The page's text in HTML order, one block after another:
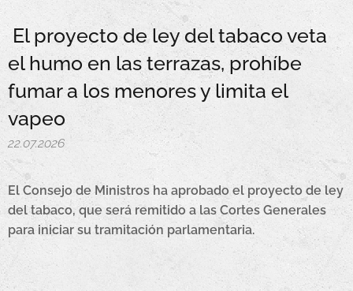
El proyecto de ley del tabaco veta
el humo en las terrazas, prohíbe
fumar a los menores y limita el
vapeo
22.07.2026
El Consejo de Ministros ha aprobado el proyecto de ley
del tabaco, que será remitido a las Cortes Generales
para iniciar su tramitación parlamentaria.